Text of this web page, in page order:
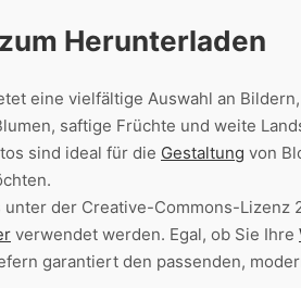
Herunterladen
eine vielfältige Auswahl an
saftige Früchte und weite
sind ideal für die Gestaltung von
der Creative-Commons-
verwendet werden. Egal, ob Sie Ihre
garantiert den passenden,